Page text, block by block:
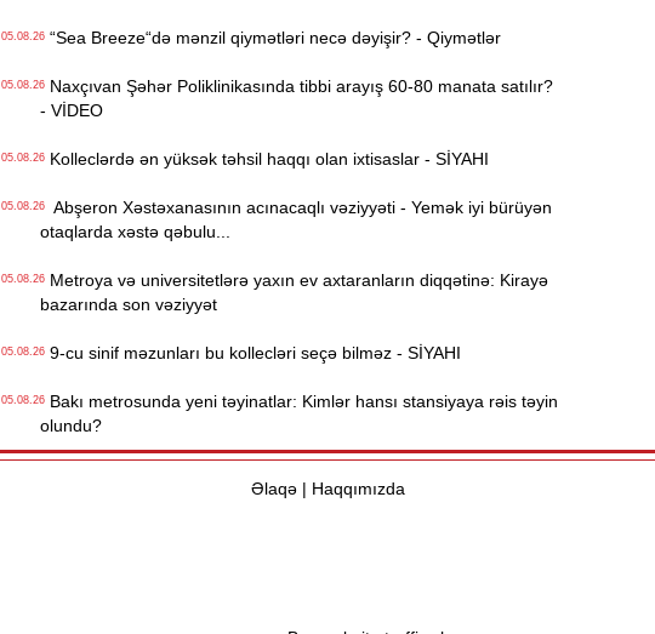
05.08.26“Sea Breeze“də mənzil qiymətləri necə dəyişir? - Qiymətlər
05.08.26Naxçıvan Şəhər Poliklinikasında tibbi arayış 60-80 manata satılır?
- VİDEO
05.08.26Kolleclərdə ən yüksək təhsil haqqı olan ixtisaslar - SİYAHI
05.08.26Abşeron Xəstəxanasının acınacaqlı vəziyyəti - Yemək iyi bürüyən
otaqlarda xəstə qəbulu...
05.08.26Metroya və universitetlərə yaxın ev axtaranların diqqətinə: Kirayə
bazarında son vəziyyət
05.08.269-cu sinif məzunları bu kollecləri seçə bilməz - SİYAHI
05.08.26Bakı metrosunda yeni təyinatlar: Kimlər hansı stansiyaya rəis təyin
olundu?
Əlaqə| Haqqımızda